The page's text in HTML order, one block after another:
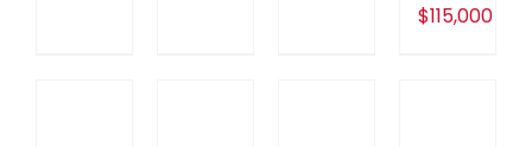
$115,000